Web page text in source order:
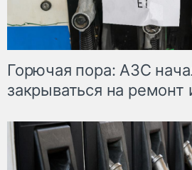
Горючая пора: АЗС
закрываться на ремонт